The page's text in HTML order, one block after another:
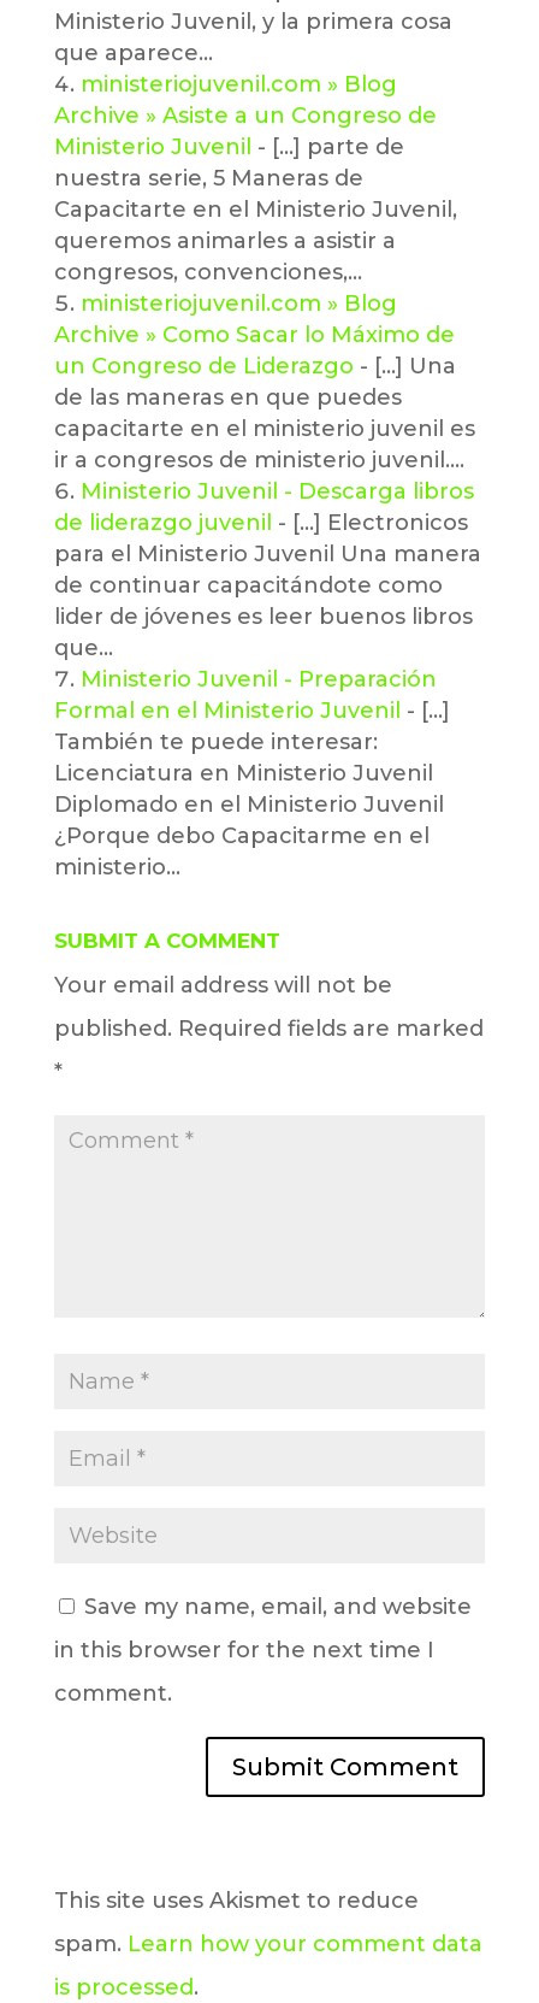
Ministerio Juvenil, y la primera cosa
que aparece…
ministeriojuvenil.com » Blog
Archive » Asiste a un Congreso de
Ministerio Juvenil - [...] parte de
nuestra serie, 5 Maneras de
Capacitarte en el Ministerio Juvenil,
queremos animarles a asistir a
congresos, convenciones,…
ministeriojuvenil.com » Blog
Archive » Como Sacar lo Máximo de
un Congreso de Liderazgo - [...] Una
de las maneras en que puedes
capacitarte en el ministerio juvenil es
ir a congresos de ministerio juvenil.…
Ministerio Juvenil - Descarga libros
de liderazgo juvenil - [...] Electronicos
para el Ministerio Juvenil Una manera
de continuar capacitándote como
lider de jóvenes es leer buenos libros
que…
Ministerio Juvenil - Preparación
Formal en el Ministerio Juvenil - [...]
También te puede interesar:
Licenciatura en Ministerio Juvenil
Diplomado en el Ministerio Juvenil
¿Porque debo Capacitarme en el
ministerio…
SUBMIT A COMMENT
Your email address will not be
published. Required fields are marked
*
Save my name, email, and website
in this browser for the next time I
comment.
This site uses Akismet to reduce
spam. Learn how your comment data
is processed.